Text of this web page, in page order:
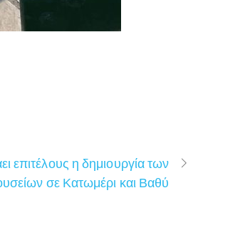
επιτέλους η δημιουργία των
σε Κατωμέρι και Βαθύ